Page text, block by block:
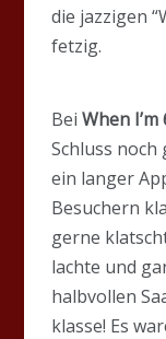
die jazzigen
fetzig.
BeiWhen I’m
Schluss
ein langer
Besuchern
gerne
lachte und
halbvollen
klasse! Es